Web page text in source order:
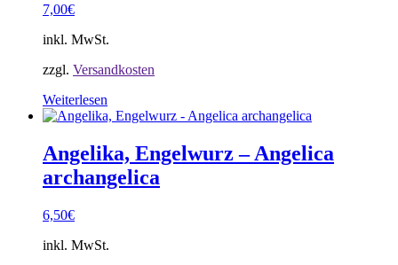
7,00€
inkl. MwSt.
zzgl. Versandkosten
Weiterlesen
Angelika, Engelwurz – Angelica
archangelica
6,50€
inkl. MwSt.